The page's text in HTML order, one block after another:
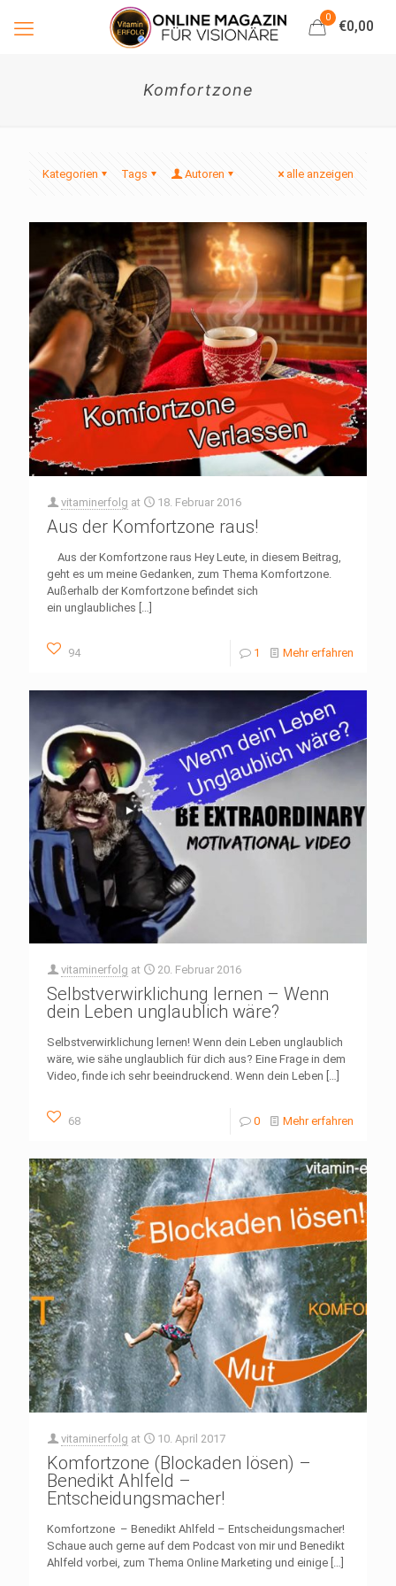
0
€0,00
Komfortzone
Kategorien Tags Autoren alle anzeigen
vitaminerfolg at 18. Februar 2016
Aus der Komfortzone raus!
Aus der Komfortzone raus Hey Leute, in diesem Beitrag,
geht es um meine Gedanken, zum Thema Komfortzone.
Außerhalb der Komfortzone befindet sich
ein unglaubliches […]
94 1 Mehr erfahren
vitaminerfolg at 20. Februar 2016
Selbstverwirklichung lernen – Wenn
dein Leben unglaublich wäre?
Selbstverwirklichung lernen! Wenn dein Leben unglaublich
wäre, wie sähe unglaublich für dich aus? Eine Frage in dem
Video, finde ich sehr beeindruckend. Wenn dein Leben […]
68 0 Mehr erfahren
vitaminerfolg at 10. April 2017
Komfortzone (Blockaden lösen) –
Benedikt Ahlfeld –
Entscheidungsmacher!
Komfortzone – Benedikt Ahlfeld – Entscheidungsmacher!
Schaue auch gerne auf dem Podcast von mir und Benedikt
Ahlfeld vorbei, zum Thema Online Marketing und einige […]